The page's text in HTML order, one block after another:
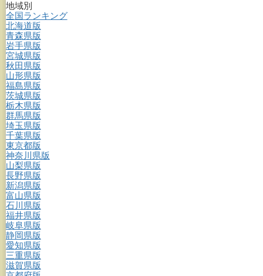
地域別
全国ランキング
北海道版
青森県版
岩手県版
宮城県版
秋田県版
山形県版
福島県版
茨城県版
栃木県版
群馬県版
埼玉県版
千葉県版
東京都版
神奈川県版
山梨県版
長野県版
新潟県版
富山県版
石川県版
福井県版
岐阜県版
静岡県版
愛知県版
三重県版
滋賀県版